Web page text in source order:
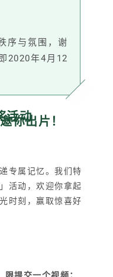
序与氛围，谢
2020年4月12
活动
你出片！
专属记忆。我们特
活动，欢迎你拿起
时刻，赢取惊喜好